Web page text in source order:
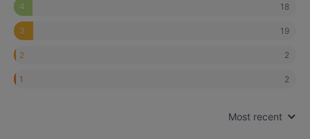
4 18
3 19
2 2
1 2
Most recent